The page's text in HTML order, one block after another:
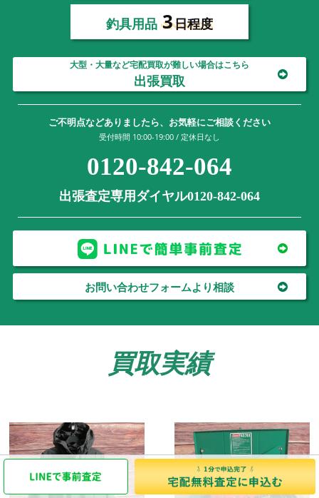
釣具用品 3日程度
大型・大量など宅配買取が難しい場合はこちら
出張買取
ご不明点などありましたら、お気軽にご相談ください
受付時間 10:00-19:00 / 定休日なし
0120-842-064
出張査定専用ダイヤル0120-842-064
お問い合わせフォームより相談
買取実績